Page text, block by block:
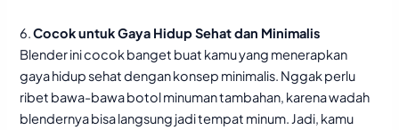
6.Cocok untuk Gaya Hidup Sehat dan Minimalis
Blender ini cocok banget buat kamu yang menerapkan
gaya hidup sehat dengan konsep minimalis. Nggak perlu
ribet bawa-bawa botol minuman tambahan, karena wadah
blendernya bisa langsung jadi tempat minum. Jadi, kamu